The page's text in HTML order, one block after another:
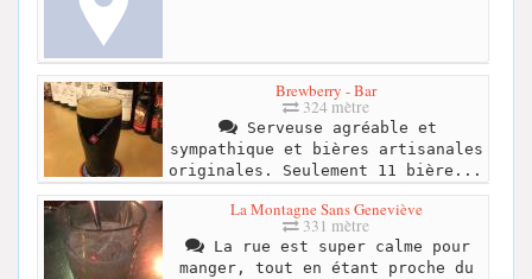
Brewberry - Bar
324 mètre
Serveuse agréable et
sympathique et bières artisanales
originales. Seulement 11 bière...
La Montagne Sans Geneviève
331 mètre
La rue est super calme pour
manger, tout en étant proche du